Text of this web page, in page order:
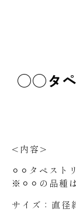
◯◯タペ
<内容>
⚪︎⚪︎タペスト
※⚪︎⚪︎の品種
サイズ：直径